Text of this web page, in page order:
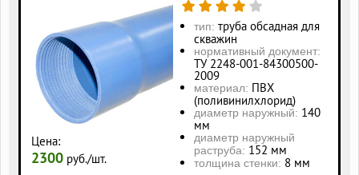
Цена:
2300 руб./шт.
тип: труба обсадная для
скважин
нормативный документ:
ТУ 2248-001-84300500-
2009
материал: ПВХ
(поливинилхлорид)
диаметр наружный: 140
мм
диаметр наружный
раструба: 152 мм
толщина стенки: 8 мм